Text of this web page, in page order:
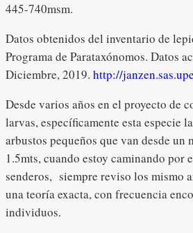
445-740msm.
Datos obtenidos del inventario de
Programa de Parataxónomos. Datos
Diciembre, 2019. http://
Desde varios años en el proyecto de
larvas, específicamente esta especie
arbustos pequeños que van desde un
1.5mts, cuando estoy caminando por
senderos, siempre reviso los mismo
una teoría exacta, con frecuencia
individuos.